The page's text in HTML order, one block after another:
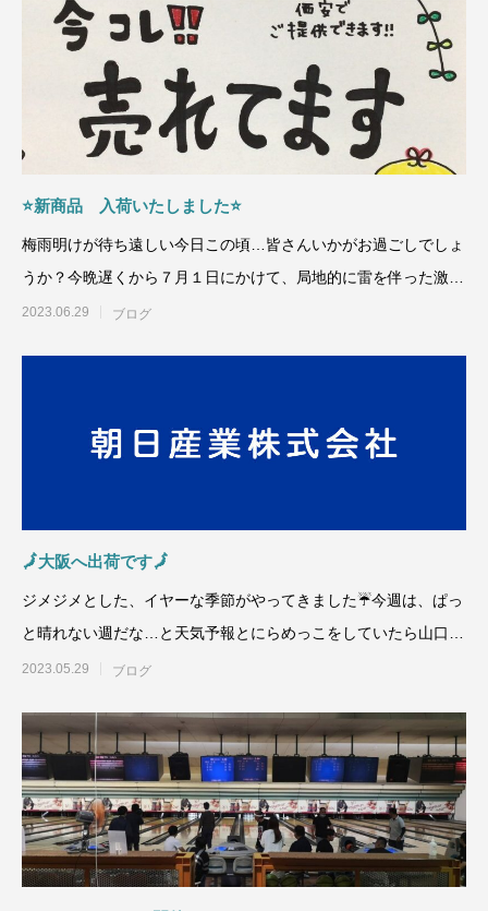
⭐新商品 入荷いたしました⭐
梅雨明けが待ち遠しい今日この頃…皆さんいかがお過ごしでしょ
うか？今晩遅くから７月１日にかけて、局地的に雷を伴った激し
い雨が降り☔、大雨に
2023.06.29 ブログ
🗾大阪へ出荷です🗾
ジメジメとした、イヤーな季節がやってきました☔今週は、ぱっ
と晴れない週だな…と天気予報とにらめっこをしていたら山口県
を含む九州北部地方
2023.05.29 ブログ